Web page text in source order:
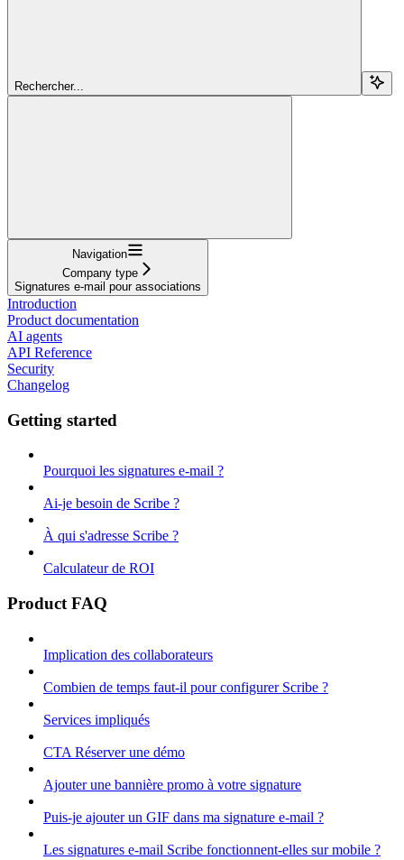
Rechercher...
Navigation
Company type
Signatures e-mail pour associations
Introduction
Product documentation
AI agents
API Reference
Security
Changelog
Getting started
Pourquoi les signatures e-mail ?
Ai-je besoin de Scribe ?
À qui s'adresse Scribe ?
Calculateur de ROI
Product FAQ
Implication des collaborateurs
Combien de temps faut-il pour configurer Scribe ?
Services impliqués
CTA Réserver une démo
Ajouter une bannière promo à votre signature
Puis-je ajouter un GIF dans ma signature e-mail ?
Les signatures e-mail Scribe fonctionnent-elles sur mobile ?